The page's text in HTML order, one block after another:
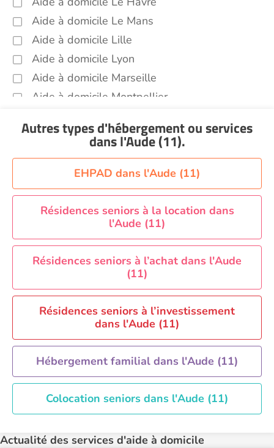
Aide à domicile Le Mans
Aide à domicile Lille
Aide à domicile Lyon
Aide à domicile Marseille
Aide à domicile Montpellier
Aide à domicile Nice
Aide à domicile Orléans
Aide à domicile Paris
Aide à domicile Perpignan
Aide à domicile Rennes
Aide à domicile Saint-Etienne
Aide à domicile Toulouse
Recherche par ville
Autres types d'hébergement ou services
dans l'Aude (11).
EHPAD dans l'Aude (11)
Résidences seniors à la location dans
l'Aude (11)
Résidences seniors à l’achat dans l'Aude
(11)
Résidences seniors à l’investissement
dans l'Aude (11)
Hébergement familial dans l'Aude (11)
Colocation seniors dans l'Aude (11)
Actualité des services d'aide à domicile